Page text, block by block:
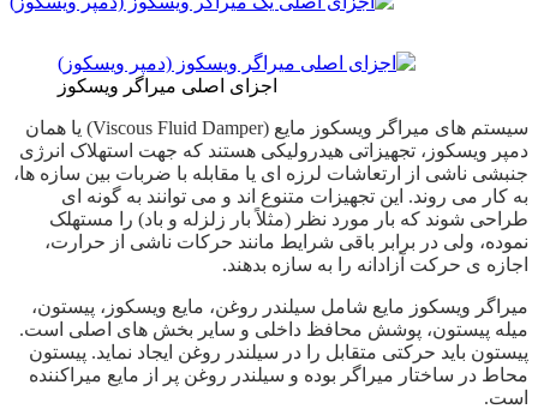
اجزای اصلی میراگر ویسکوز
سیستم های میراگر ویسکوز مایع (Viscous Fluid Damper) یا همان
دمپر ویسکوز، تجهیزاتی هیدرولیکی هستند که جهت استهلاک انرژی
جنبشی ناشی از ارتعاشات لرزه ای یا مقابله با ضربات بین سازه ها،
به کار می روند. این تجهیزات متنوع اند و می توانند به گونه ای
طراحی شوند که بار مورد نظر (مثلاً بار زلزله و باد) را مستهلک
نموده، ولی در برابر باقی شرایط مانند حرکات ناشی از حرارت،
اجازه ی حرکت آزادانه را به سازه بدهند.
میراگر ویسکوز مایع شامل سیلندر روغن، مایع ویسکوز، پیستون،
میله پیستون، پوشش محافظ داخلی و سایر بخش های اصلی است.
پیستون باید حرکتی متقابل را در سیلندر روغن ایجاد نماید. پیستون
محاط در ساختار میراگر بوده و سیلندر روغن پر از مایع میراکننده
است.